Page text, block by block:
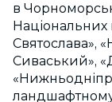
в
Святослава»,
Сиваський»,
ландшафтному